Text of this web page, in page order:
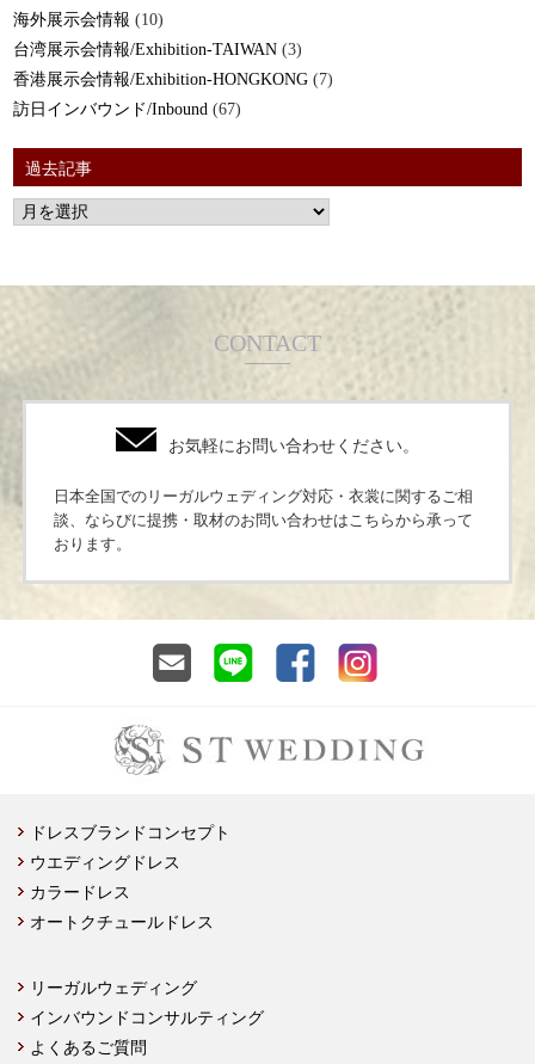
海外展示会情報 (10)
台湾展示会情報/Exhibition-TAIWAN (3)
香港展示会情報/Exhibition-HONGKONG (7)
訪日インバウンド/Inbound (67)
過去記事
CONTACT
お気軽にお問い合わせください。
日本全国でのリーガルウェディング対応・衣裳に関するご相
談、ならびに提携・取材のお問い合わせはこちらから承って
おります。
ドレスブランドコンセプト
ウエディングドレス
カラードレス
オートクチュールドレス
リーガルウェディング
インバウンドコンサルティング
よくあるご質問